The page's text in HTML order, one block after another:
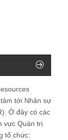
tới Nhân sự
Ở đây có các
vực Quản trị
tổ chức: